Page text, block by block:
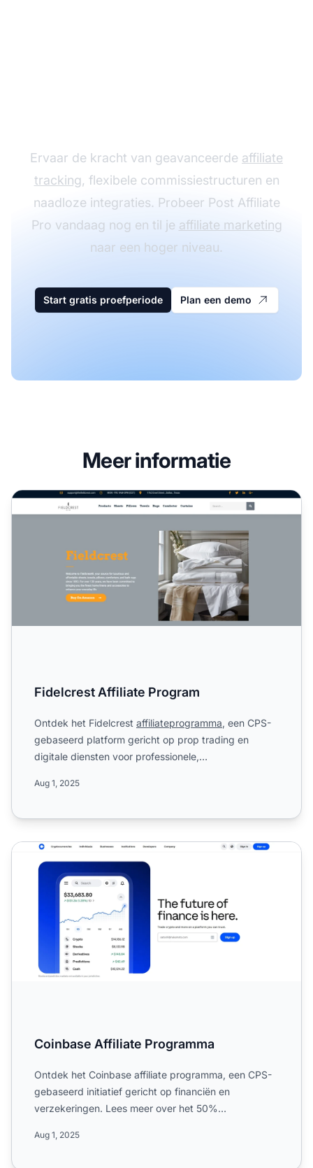
Ervaar de kracht van geavanceerde affiliate
tracking, flexibele commissiestructuren en
naadloze integraties. Probeer Post Affiliate
Pro vandaag nog en til je affiliate marketing
naar een hoger niveau.
Start gratis proefperiode Plan een demo
Meer informatie
Fidelcrest Affiliate Program
Fidelcrest Affiliate Program
Ontdek het Fidelcrest affiliateprogramma, een CPS-
gebaseerd platform gericht op prop trading en
digitale diensten voor professionele,
Aug 1, 2025
Coinbase Affiliate Programma
Coinbase Affiliate Programma
Ontdek het Coinbase affiliate programma, een CPS-
gebaseerd initiatief gericht op financiën en
verzekeringen. Lees meer over het 50%
Aug 1, 2025